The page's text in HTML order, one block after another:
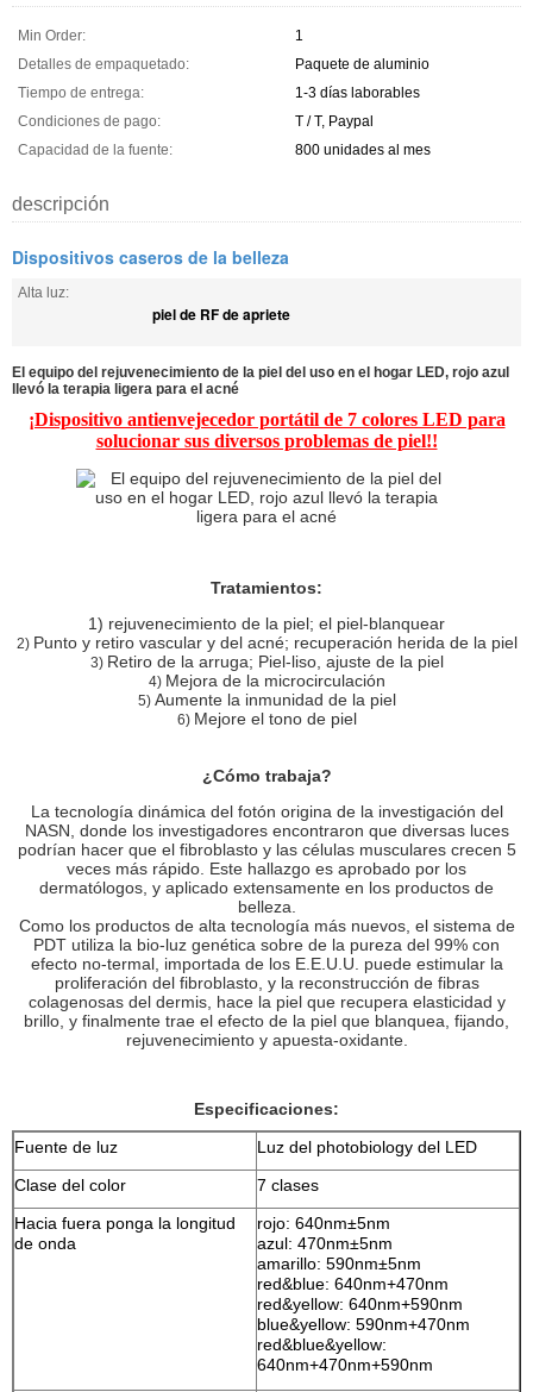
Min Order:
1
Detalles de empaquetado:
Paquete de aluminio
Tiempo de entrega:
1-3 días laborables
Condiciones de pago:
T / T, Paypal
Capacidad de la fuente:
800 unidades al mes
descripción
Dispositivos caseros de la belleza
Alta luz:
piel de RF de apriete
El equipo del rejuvenecimiento de la piel del uso en el hogar LED, rojo azul
llevó la terapia ligera para el acné
¡Dispositivo antienvejecedor portátil de 7 colores LED para
solucionar sus diversos problemas de piel!!
Tratamientos:
1) rejuvenecimiento de la piel; el piel-blanquear
2) Punto y retiro vascular y del acné; recuperación herida de la piel
3) Retiro de la arruga; Piel-liso, ajuste de la piel
4) Mejora de la microcirculación
5) Aumente la inmunidad de la piel
6) Mejore el tono de piel
¿Cómo trabaja?
La tecnología dinámica del fotón origina de la investigación del
NASN, donde los investigadores encontraron que diversas luces
podrían hacer que el fibroblasto y las células musculares crecen 5
veces más rápido. Este hallazgo es aprobado por los
dermatólogos, y aplicado extensamente en los productos de
belleza.
Como los productos de alta tecnología más nuevos, el sistema de
PDT utiliza la bio-luz genética sobre de la pureza del 99% con
efecto no-termal, importada de los E.E.U.U. puede estimular la
proliferación del fibroblasto, y la reconstrucción de fibras
colagenosas del dermis, hace la piel que recupera elasticidad y
brillo, y finalmente trae el efecto de la piel que blanquea, fijando,
rejuvenecimiento y apuesta-oxidante.
Especificaciones:
Fuente de luz
Luz del photobiology del LED
Clase del color
7 clases
Hacia fuera ponga la longitud
de onda
rojo: 640nm±5nm
azul: 470nm±5nm
amarillo: 590nm±5nm
red&blue: 640nm+470nm
red&yellow: 640nm+590nm
blue&yellow: 590nm+470nm
red&blue&yellow:
640nm+470nm+590nm